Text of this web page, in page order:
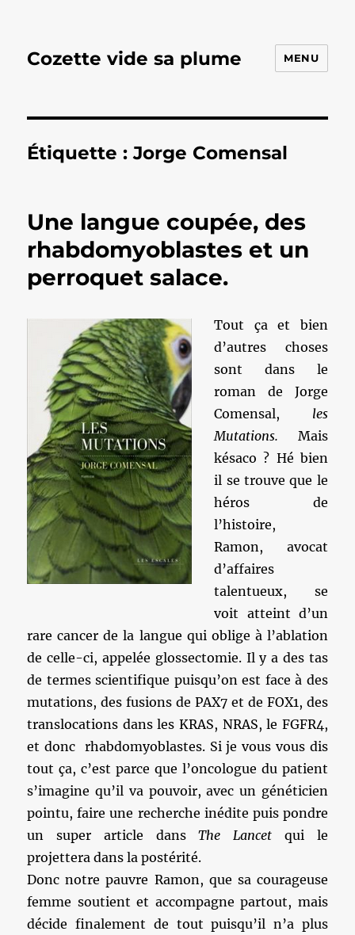
Cozette vide sa plume MENU
Étiquette :Jorge Comensal
Une langue coupée, des
rhabdomyoblastes et un
perroquet salace.
Tout ça et bien
d’autres choses
sont dans le
roman de Jorge
Comensal, les
Mutations. Mais
késaco ? Hé bien
il se trouve que le
héros de
l’histoire,
Ramon, avocat
d’affaires
talentueux, se
voit atteint d’un
rare cancer de la langue qui oblige à l’ablation
de celle-ci, appelée glossectomie. Il y a des tas
de termes scientifique puisqu’on est face à des
mutations, des fusions de PAX7 et de FOX1, des
translocations dans les KRAS, NRAS, le FGFR4,
et donc rhabdomyoblastes. Si je vous vous dis
tout ça, c’est parce que l’oncologue du patient
s’imagine qu’il va pouvoir, avec un généticien
pointu, faire une recherche inédite puis pondre
un super article dansThe Lancet qui le
projettera dans la postérité.
Donc notre pauvre Ramon, que sa courageuse
femme soutient et accompagne partout, mais
décide finalement de tout puisqu’il n’a plus